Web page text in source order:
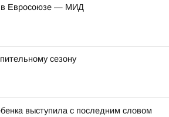
в Евросоюзе — МИД
сезону
выступила с последним словом